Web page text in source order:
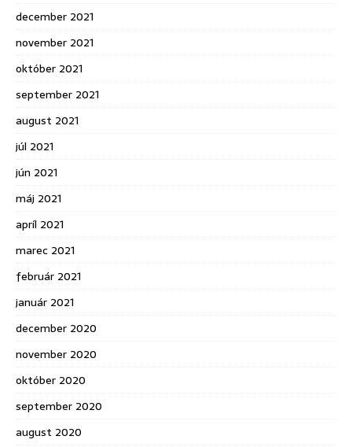
december 2021
november 2021
október 2021
september 2021
august 2021
júl 2021
jún 2021
máj 2021
apríl 2021
marec 2021
február 2021
január 2021
december 2020
november 2020
október 2020
september 2020
august 2020